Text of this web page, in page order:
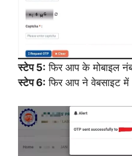
स्टेप 5: फिर आप के मोबाइल
स्टेप 6: फिर आप ने वेबसाइट में